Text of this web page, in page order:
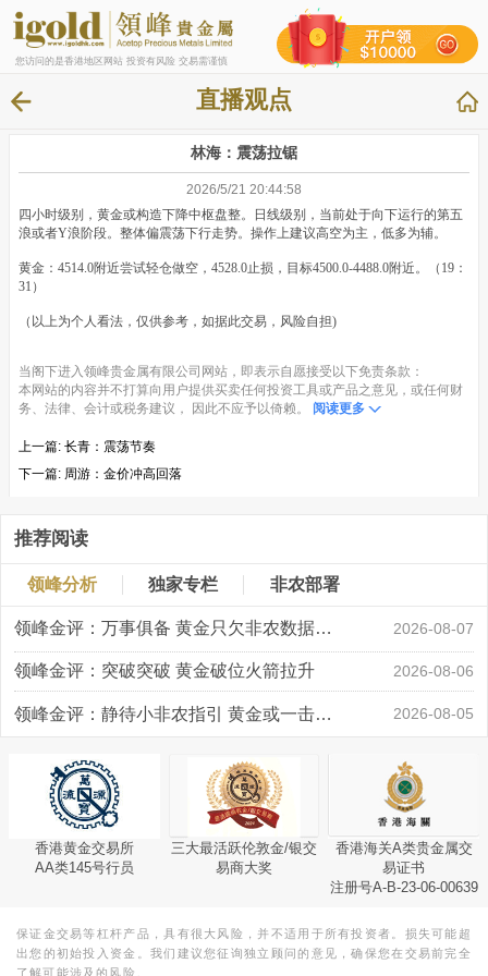
您访问的是香港地区网站 投资有风险 交易需谨慎
直播观点
林海：震荡拉锯
2026/5/21 20:44:58
四小时级别，黄金或构造下降中枢盘整。日线级别，当前处于向下运行的第五
浪或者Y浪阶段。整体偏震荡下行走势。操作上建议高空为主，低多为辅。
黄金：4514.0附近尝试轻仓做空，4528.0止损，目标4500.0-4488.0附近。（19：
31）
（以上为个人看法，仅供参考，如据此交易，风险自担)
当阁下进入领峰贵金属有限公司网站，即表示自愿接受以下免责条款：
本网站的内容并不打算向用户提供买卖任何投资工具或产品之意见，或任何财
务、法律、会计或税务建议， 因此不应予以倚赖。
阅读更多
上一篇: 长青：震荡节奏
下一篇: 周游：金价冲高回落
推荐阅读
领峰分析 独家专栏 非农部署
领峰金评：万事俱备 黄金只欠非农数据“东风” 2026-08-07
领峰金评：突破突破 黄金破位火箭拉升 2026-08-06
领峰金评：静待小非农指引 黄金或一击破局 2026-08-05
香港黄金交易所
AA类145号行员
三大最活跃伦敦金/银交
易商大奖
香港海关A类贵金属交
易证书
注册号A-B-23-06-00639
保证金交易等杠杆产品，具有很大风险，并不适用于所有投资者。损失可能超
出您的初始投入资金。我们建议您征询独立顾问的意见，确保您在交易前完全
了解可能涉及的风险。